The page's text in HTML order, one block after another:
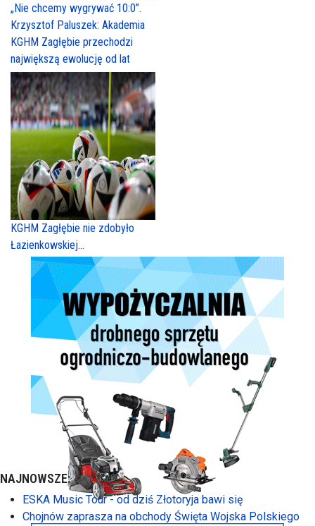
„Nie chcemy wygrywać 10:0”.
Krzysztof Paluszek: Akademia
KGHM Zagłębie przechodzi
największą ewolucję od lat
KGHM Zagłębie nie zdobyło
Łazienkowskiej...
NAJNOWSZE:
ESKA Music Tour - od dziś Złotoryja bawi się
Chojnów zaprasza na obchody Święta Wojska Polskiego